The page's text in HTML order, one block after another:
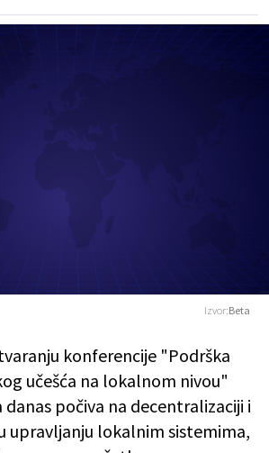
Izvor:Beta
konferencije "Podrška
učešća na lokalnom nivou"
danas počiva na decentralizaciji i
upravljanju lokalnim sistemima,